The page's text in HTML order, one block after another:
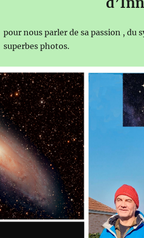
pour nous parler de sa passion , du
superbes photos.